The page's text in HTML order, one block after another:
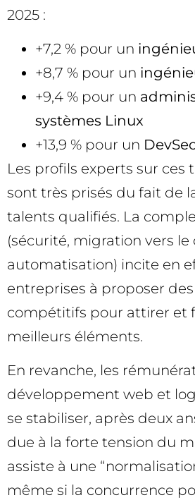
2025 :
+7,2 % pour un
+8,7 % pour un
+9,4 % pour un
systèmes Linux
+13,9 % pour un
Les profils experts sur ces
sont très prisés du fait de
talents qualifiés. La
(sécurité, migration vers le
automatisation) incite en
entreprises à proposer
compétitifs pour attirer et
meilleurs éléments.
En revanche, les
développement web et
se stabiliser, après deux
due à la forte tension du
assiste à une
même si la concurrence